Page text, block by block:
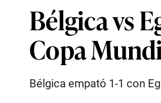
Bélgica vs
Copa
Bélgica empató 1-1 con